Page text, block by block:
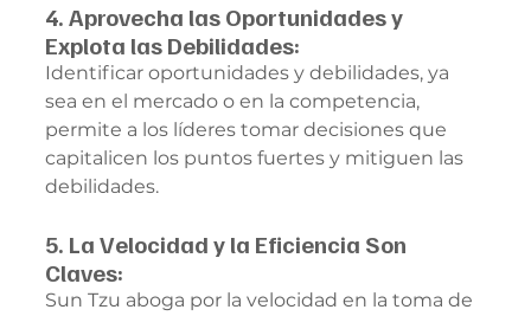
4. Aprovecha las Oportunidades y
Explota las Debilidades:
Identificar oportunidades y debilidades, ya
sea en el mercado o en la competencia,
permite a los líderes tomar decisiones que
capitalicen los puntos fuertes y mitiguen las
debilidades.
5. La Velocidad y la Eficiencia Son
Claves:
Sun Tzu aboga por la velocidad en la toma de